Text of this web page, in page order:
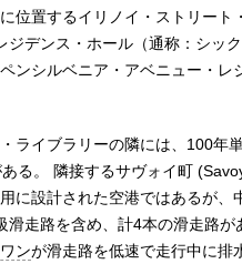
位置するイリノイ・ストリー
ジデンス・ホール（通称：シッ
ンシルベニア・アベニュー・
ライブラリーの隣には、100年
る。 隣接するサヴォイ町
に設計された空港ではあるが、
滑走路を含め、計4本の滑走路が
ンが滑走路を低速で走行中に排